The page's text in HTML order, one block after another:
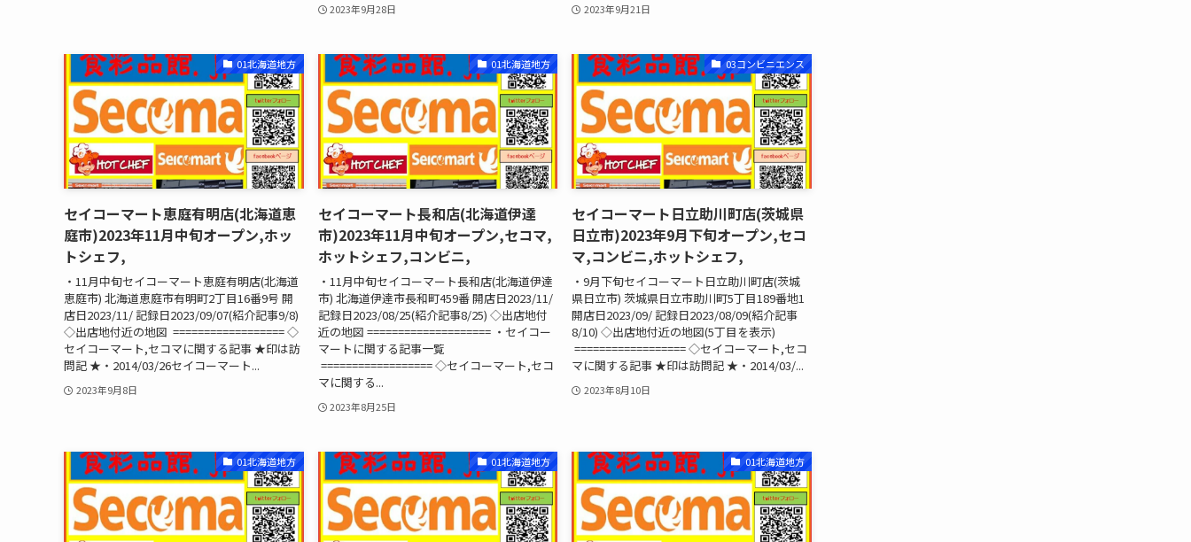
2023年9月28日 2023年9月21日
01北海道地方
セイコーマート恵庭有明店(北海道恵
庭市)2023年11月中旬オープン,ホッ
トシェフ,
・11月中旬セイコーマート恵庭有明店(北海道
恵庭市) 北海道恵庭市有明町2丁目16番9号 開
店日2023/11/ 記録日2023/09/07(紹介記事9/8)
◇出店地付近の地図 ================== ◇
セイコーマート,セコマに関する記事 ★印は訪
問記 ★・2014/03/26セイコーマート...
2023年9月8日
01北海道地方
セイコーマート長和店(北海道伊達
市)2023年11月中旬オープン,セコマ,
ホットシェフ,コンビニ,
・11月中旬セイコーマート長和店(北海道伊達
市) 北海道伊達市長和町459番 開店日2023/11/
記録日2023/08/25(紹介記事8/25) ◇出店地付
近の地図 ==================== ・セイコー
マートに関する記事一覧
================== ◇セイコーマート,セコ
マに関する...
2023年8月25日
03コンビニエンス
セイコーマート日立助川町店(茨城県
日立市)2023年9月下旬オープン,セコ
マ,コンビニ,ホットシェフ,
・9月下旬セイコーマート日立助川町店(茨城
県日立市) 茨城県日立市助川町5丁目189番地1
開店日2023/09/ 記録日2023/08/09(紹介記事
8/10) ◇出店地付近の地図(5丁目を表示)
================== ◇セイコーマート,セコ
マに関する記事 ★印は訪問記 ★・2014/03/...
2023年8月10日
01北海道地方 01北海道地方 01北海道地方